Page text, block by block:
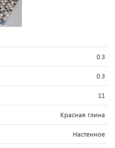
0.3
0.3
11
Красная глина
Настенное